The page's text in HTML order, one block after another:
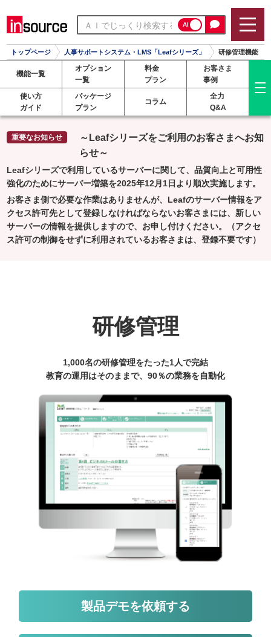
AI
トップページ 人事サポートシステム・LMS「Leafシリーズ」 研修管理機能
機能一覧
オプション
一覧
料金
プラン
お客さま
事例
使い方
ガイド
パッケージ
プラン
コラム
全力
Q&A
～Leafシリーズをご利用のお客さまへお知
らせ～
Leafシリーズで利用しているサーバーに関して、品質向上と可用性
強化のためにサーバー増築を2025年12月1日より順次実施します。
お客さま側で必要な作業はありませんが、Leafのサーバー情報をア
クセス許可先として登録しなければならないお客さまには、新しい
サーバーの情報を提供しますので、お申し付けください。（アクセ
ス許可の制御をせずに利用されているお客さまは、登録不要です）
研修管理
1,000名の研修管理をたった1人で完結
教育の運用はそのままで、90％の業務を自動化
製品デモを依頼する